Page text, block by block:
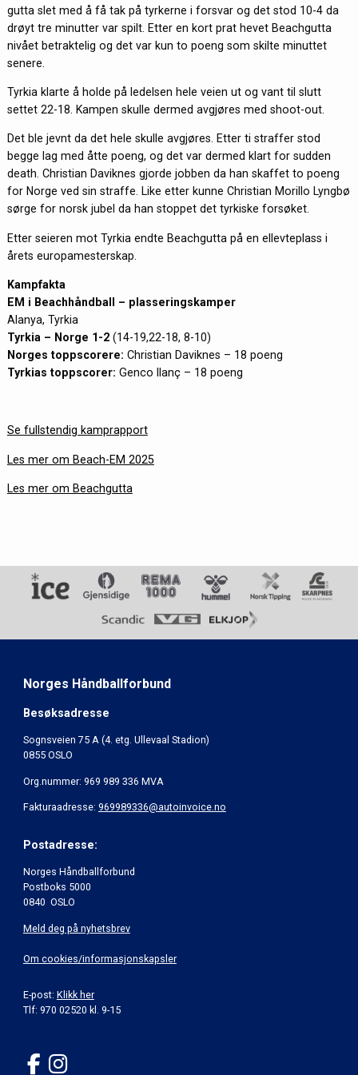
gutta slet med å få tak på tyrkerne i forsvar og det stod 10-4 da
drøyt tre minutter var spilt. Etter en kort prat hevet Beachgutta
nivået betraktelig og det var kun to poeng som skilte minuttet
senere.
Tyrkia klarte å holde på ledelsen hele veien ut og vant til slutt
settet 22-18. Kampen skulle dermed avgjøres med shoot-out.
Det ble jevnt da det hele skulle avgjøres. Etter ti straffer stod
begge lag med åtte poeng, og det var dermed klart for sudden
death. Christian Daviknes gjorde jobben da han skaffet to poeng
for Norge ved sin straffe. Like etter kunne Christian Morillo Lyngbø
sørge for norsk jubel da han stoppet det tyrkiske forsøket.
Etter seieren mot Tyrkia endte Beachgutta på en ellevteplass i
årets europamesterskap.
Kampfakta
EM i Beachhåndball – plasseringskamper
Alanya, Tyrkia
Tyrkia – Norge 1-2 (14-19,22-18, 8-10)
Norges toppscorere: Christian Daviknes – 18 poeng
Tyrkias toppscorer: Genco Ilanç – 18 poeng
Se fullstendig kamprapport
Les mer om Beach-EM 2025
Les mer om Beachgutta
Norges Håndballforbund
Besøksadresse
Sognsveien 75 A (4. etg. Ullevaal Stadion)
0855 OSLO
Org.nummer: 969 989 336 MVA
Fakturaadresse: 969989336@autoinvoice.no
Postadresse:
Norges Håndballforbund
Postboks 5000
0840 OSLO
Meld deg på nyhetsbrev
Om cookies/informasjonskapsler
E-post: Klikk her
Tlf: 970 02520 kl. 9-15